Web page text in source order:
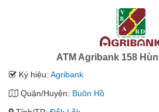
ATM Agribank 158
Ký hiệu: Agribank
Quận/Huyện: Buôn Hồ